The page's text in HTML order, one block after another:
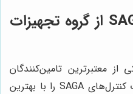
گروه تجهیزات
از معتبرترین تامین‌کنندگان
تجهیزات صنعتی در ایران، ریموت کنترل‌های SAGA را با بهترین